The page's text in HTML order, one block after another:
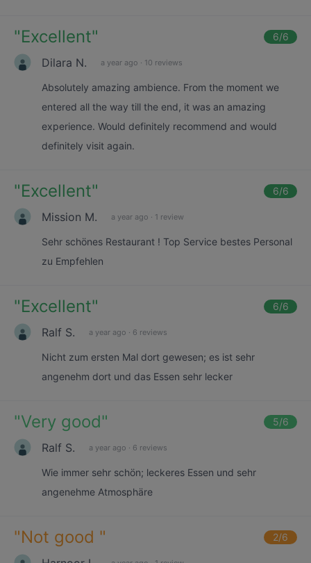
"Excellent" 6/6
Dilara N. a year ago · 10 reviews
Absolutely amazing ambience. From the moment we
entered all the way till the end, it was an amazing
experience. Would definitely recommend and would
definitely visit again.
"Excellent" 6/6
Mission M. a year ago · 1 review
Sehr schönes Restaurant ! Top Service bestes Personal
zu Empfehlen
"Excellent" 6/6
Ralf S. a year ago · 6 reviews
Nicht zum ersten Mal dort gewesen; es ist sehr
angenehm dort und das Essen sehr lecker
"Very good" 5/6
Ralf S. a year ago · 6 reviews
Wie immer sehr schön; leckeres Essen und sehr
angenehme Atmosphäre
"Not good " 2/6